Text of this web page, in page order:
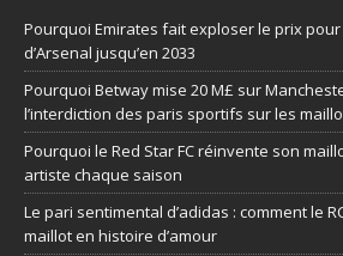
Pourquoi Emirates fait exploser le prix
d’Arsenal jusqu’en 2033
Pourquoi Betway mise 20 M£ sur
l’interdiction des paris sportifs sur les
Pourquoi le Red Star FC réinvente son
artiste chaque saison
Le pari sentimental d’adidas : comment le
maillot en histoire d’amour